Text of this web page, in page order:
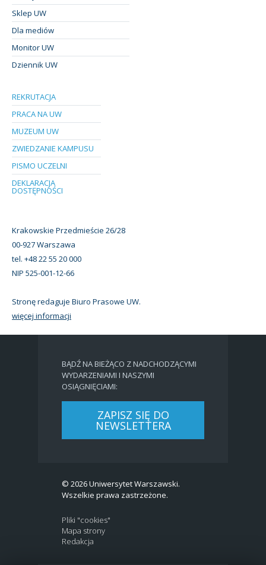
Sklep UW
Dla mediów
Monitor UW
Dziennik UW
REKRUTACJA
PRACA NA UW
MUZEUM UW
ZWIEDZANIE KAMPUSU
PISMO UCZELNI
DEKLARACJA
DOSTĘPNOŚCI
Krakowskie Przedmieście 26/28
00-927 Warszawa
tel. +48 22 55 20 000
NIP 525-001-12-66
Stronę redaguje Biuro Prasowe UW.
więcej informacji
BĄDŹ NA BIEŻĄCO Z NADCHODZĄCYMI
WYDARZENIAMI I NASZYMI
OSIĄGNIĘCIAMI:
ZAPISZ SIĘ DO
NEWSLETTERA
© 2026 Uniwersytet Warszawski.
Wszelkie prawa zastrzeżone.
Pliki "cookies"
Mapa strony
Redakcja